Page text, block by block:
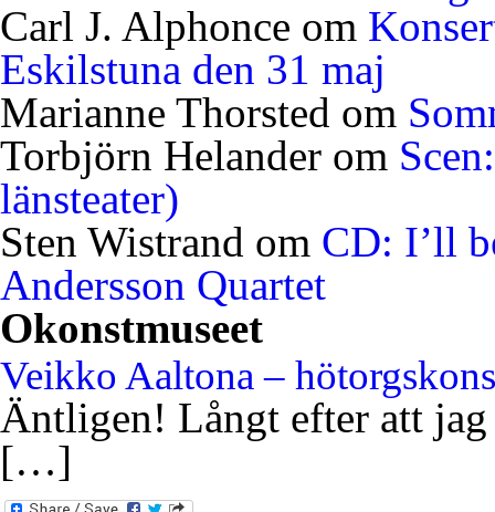
Carl J. Alphonce om
Eskilstuna den 31 maj
Marianne Thorsted om
Torbjörn Helander om
länsteater)
Sten Wistrand om CD: I’ll
Andersson Quartet
Okonstmuseet
Veikko Aaltona –
Äntligen! Långt efter att
[…]